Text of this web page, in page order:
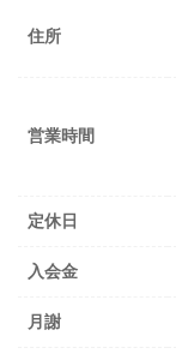
住所
営業時間
定休日
入会金
月謝